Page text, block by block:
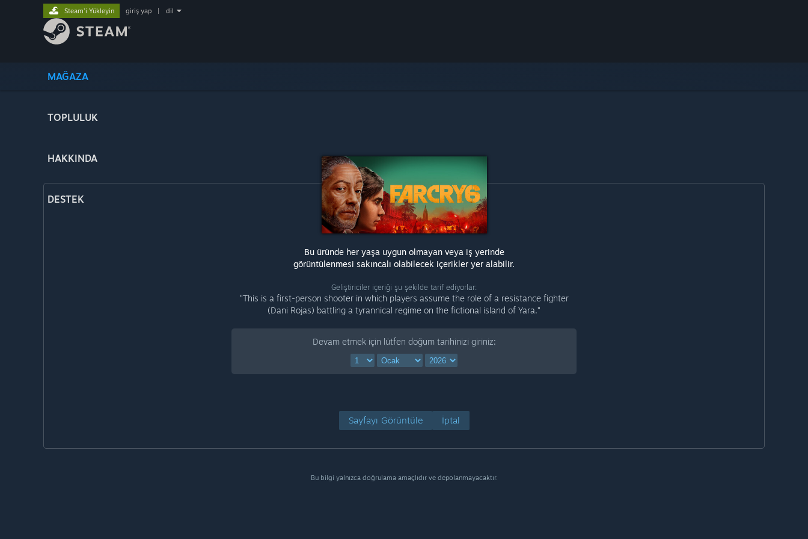
MAĞAZA
TOPLULUK
HAKKINDA
DESTEK
Steam'i Yükleyin giriş yap dil
Bu üründe her yaşa uygun olmayan veya iş yerinde
görüntülenmesi sakıncalı olabilecek içerikler yer alabilir.
Geliştiriciler içeriği şu şekilde tarif ediyorlar:
“This is a first-person shooter in which players assume the role of a resistance fighter
(Dani Rojas) battling a tyrannical regime on the fictional island of Yara.”
Devam etmek için lütfen doğum tarihinizi giriniz:
Sayfayı Görüntüle İptal
Bu bilgi yalnızca doğrulama amaçlıdır ve depolanmayacaktır.